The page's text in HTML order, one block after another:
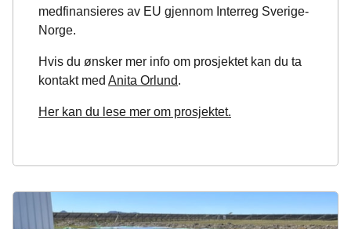
medfinansieres av EU gjennom Interreg Sverige-
Norge.
Hvis du ønsker mer info om prosjektet kan du ta
kontakt med Anita Orlund.
Her kan du lese mer om prosjektet.